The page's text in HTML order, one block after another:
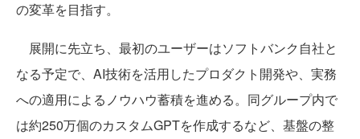
の変革を目指す。
展開に先立ち、最初のユーザーはソフトバンク自社と
なる予定で、AI技術を活用したプロダクト開発や、実務
への適用によるノウハウ蓄積を進める。同グループ内で
は約250万個のカスタムGPTを作成するなど、基盤の整